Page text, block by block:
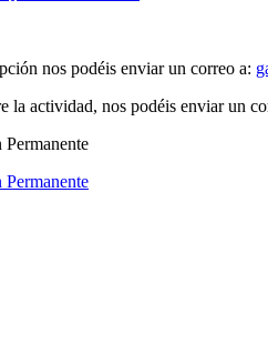
nos podéis enviar un correo a:
la actividad, nos podéis enviar un